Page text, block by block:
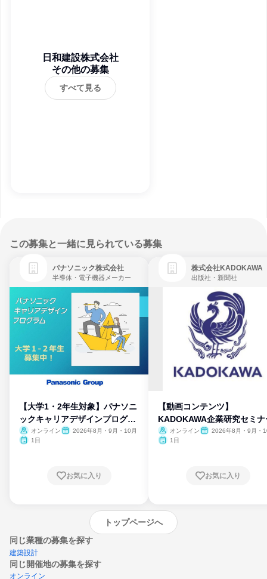
日和建設株式会社
その他の募集
すべて見る
この募集と一緒に見られている募集
パナソニック株式会社
半導体・電子機器メーカー
【大学1・2年生対象】パナソニ
ックキャリアデザインプログラ
ム
オンライン
2026年8月・9月・10月
1日
お気に入り
株式会社KADOKAWA
出版社・新聞社
【動画コンテンツ】
KADOKAWA企業研究セミナ
オンライン
2026年8月・9月・
1日
お気に入り
トップページへ
同じ業種の募集を探す
建築設計
同じ開催地の募集を探す
オンライン